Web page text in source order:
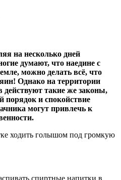
на несколько дней
думают, что наедине с
можно делать всё, что
Однако на территории
действуют такие же законы,
порядок и спокойствие
могут привлечь к
спиртные напитки в